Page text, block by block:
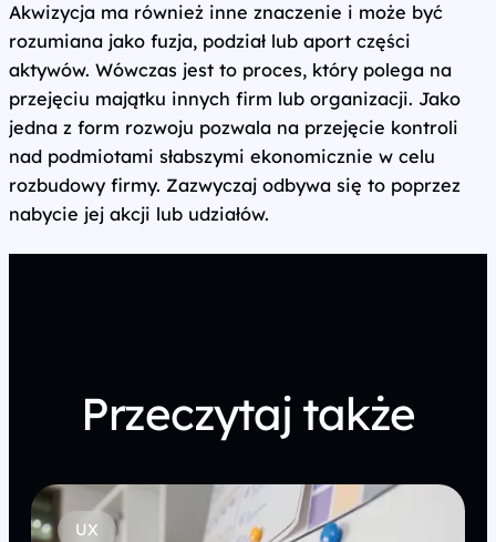
Akwizycja ma również inne znaczenie i może być
rozumiana jako fuzja, podział lub aport części
aktywów. Wówczas jest to proces, który polega na
przejęciu majątku innych firm lub organizacji. Jako
jedna z form rozwoju pozwala na przejęcie kontroli
nad podmiotami słabszymi ekonomicznie w celu
rozbudowy firmy. Zazwyczaj odbywa się to poprzez
nabycie jej akcji lub udziałów.
Przeczytaj także
UX